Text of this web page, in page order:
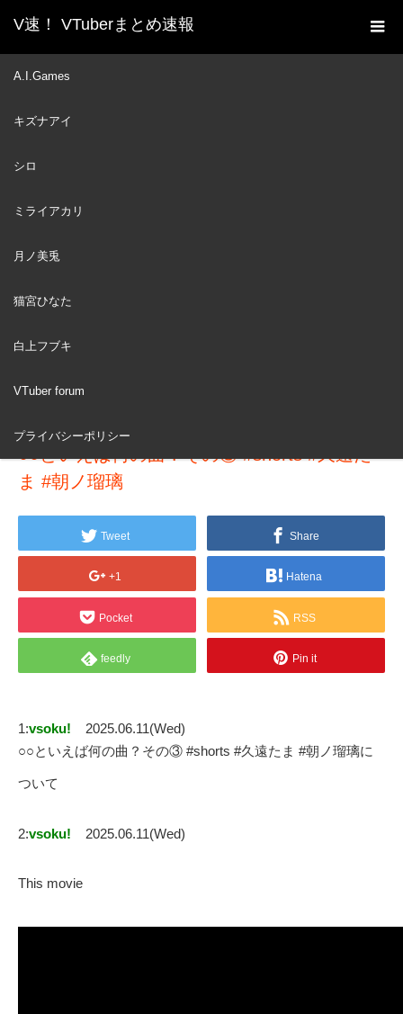
V速！ VTuberまとめ速報
A.I.Games
キズナアイ
シロ
ミライアカリ
月ノ美兎
猫宮ひなた
白上フブキ
VTuber forum
プライバシーポリシー
ホーム
新着動画一覧
11
○○といえば何の曲？その③ #shorts #久遠た
ま #朝ノ瑠璃
Tweet Share
+1 Hatena
Pocket RSS
feedly Pin it
1:vsoku!
2025.06.11(Wed)
○○といえば何の曲？その③ #shorts #久遠たま #朝ノ瑠璃に
ついて
2:vsoku! 2025.06.11(Wed)
This movie